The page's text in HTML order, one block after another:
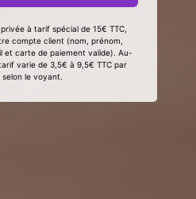
à tarif spécial de 15€ TTC,
compte client (nom, prénom,
et carte de paiement valide). Au-
varie de 3,5€ à 9,5€ TTC par
selon le voyant.